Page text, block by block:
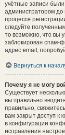
учётные записи
администратором до
процессе
следуйте
то возможно, что вы
заблокирован спам-
адрес email,
Вернуться к
Почему я не могу
Существует
вы правильно
правильно,
вам закрыт доступ к
в конфигурации
исправления